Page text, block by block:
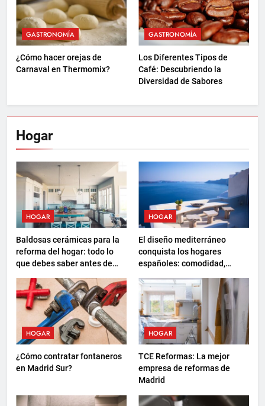
GASTRONOMÍA
¿Cómo hacer orejas de
Carnaval en Thermomix?
GASTRONOMÍA
Los Diferentes Tipos de
Café: Descubriendo la
Diversidad de Sabores
Hogar
HOGAR
Baldosas cerámicas para la
reforma del hogar: todo lo
que debes saber antes de
HOGAR
El diseño mediterráneo
conquista los hogares
españoles: comodidad,
formas de descanso
HOGAR
¿Cómo contratar fontaneros
en Madrid Sur?
HOGAR
TCE Reformas: La mejor
empresa de reformas de
Madrid